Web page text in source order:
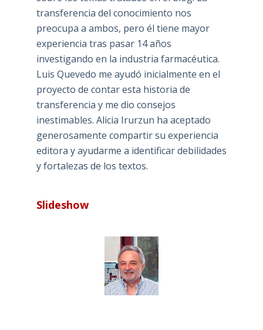
transferencia del conocimiento nos
preocupa a ambos, pero él tiene mayor
experiencia tras pasar 14 años
investigando en la industria farmacéutica.
Luis Quevedo me ayudó inicialmente en el
proyecto de contar esta historia de
transferencia y me dio consejos
inestimables. Alicia Irurzun ha aceptado
generosamente compartir su experiencia
editora y ayudarme a identificar debilidades
y fortalezas de los textos.
Slideshow